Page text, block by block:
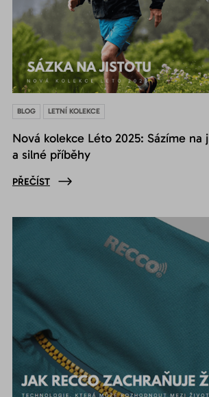
BLOG LETNÍ KOLEKCE
Nová kolekce Léto 2025: Sázíme na
a silné příběhy
PŘEČÍST